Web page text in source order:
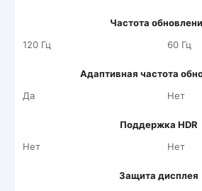
Частота
120 Гц
60 Гц
Адаптивная частота
Да
Нет
Поддержка HDR
Нет
Нет
Защита дисплея